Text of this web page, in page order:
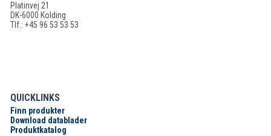
Platinvej 21
DK-6000 Kolding
Tlf.: +45 96 53 53 53
QUICKLINKS
Finn produkter
Download datablader
Produktkatalog